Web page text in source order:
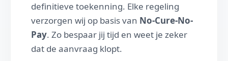
definitieve toekenning. Elke regeling
verzorgen wij op basis van No-Cure-No-
Pay. Zo bespaar jij tijd en weet je zeker
dat de aanvraag klopt.